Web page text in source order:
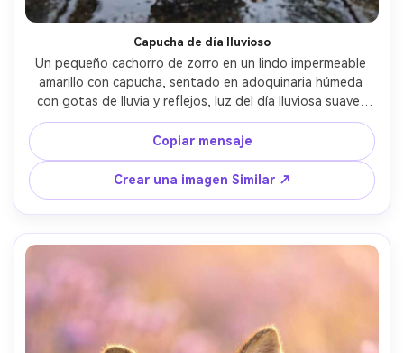
Capucha de día lluvioso
Un pequeño cachorro de zorro en un lindo impermeable
amarillo con capucha, sentado en adoquinaria húmeda
con gotas de lluvia y reflejos, luz del día lluviosa suave,
bokeh de charco sutil, disparado en Sony A7IV con 35 mm
f/1.4, ángulo bajo, enfoque nítido en los ojos, bordes
realistas de piel húmeda, ambiente cinematográfico de
cuento de hadas urbano- -ar 4:5
Copiar mensaje
Crear una imagen Similar ↗